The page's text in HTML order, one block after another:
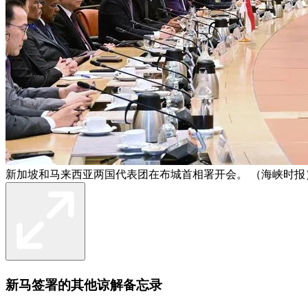
新加坡和马来西亚两国代表团在布城首相署开会。 （海峡时报
新马签署的其他谅解备忘录